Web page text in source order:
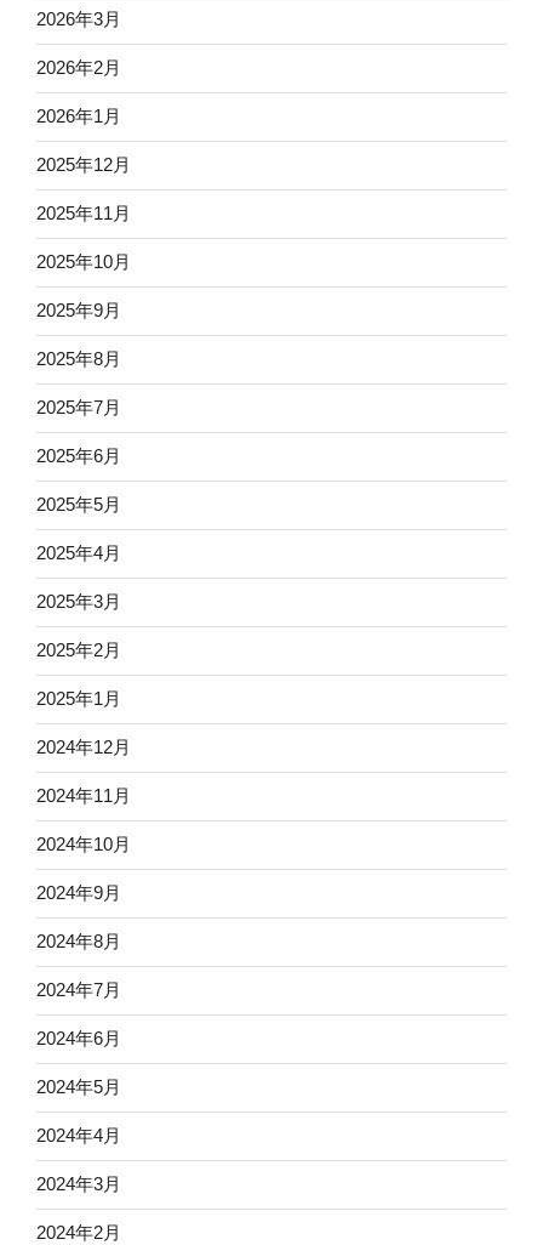
2026年3月
2026年2月
2026年1月
2025年12月
2025年11月
2025年10月
2025年9月
2025年8月
2025年7月
2025年6月
2025年5月
2025年4月
2025年3月
2025年2月
2025年1月
2024年12月
2024年11月
2024年10月
2024年9月
2024年8月
2024年7月
2024年6月
2024年5月
2024年4月
2024年3月
2024年2月